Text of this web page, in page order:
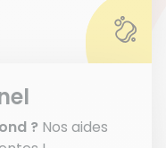
? Nos aides